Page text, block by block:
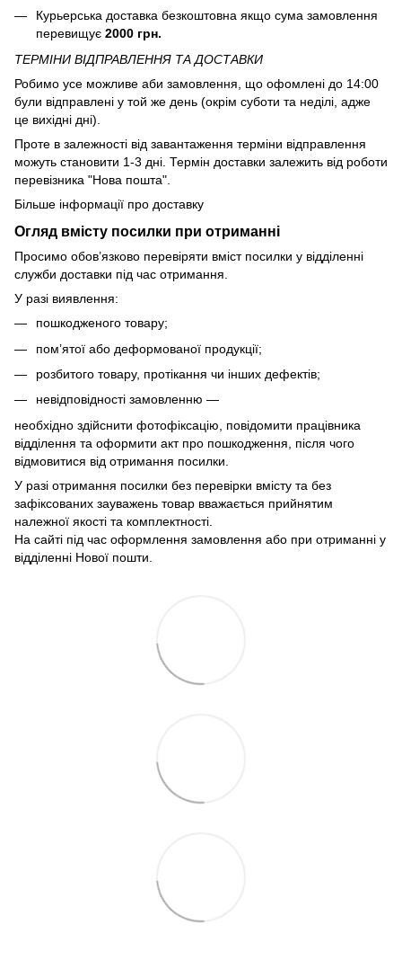
Курьерська доставка безкоштовна якщо сума замовлення
перевищує 2000 грн.
ТЕРМІНИ ВІДПРАВЛЕННЯ ТА ДОСТАВКИ
Робимо усе можливе аби замовлення, що офомлені до 14:00
були відправлені у той же день (окрім суботи та неділі, адже
це вихідні дні).
Проте в залежності від завантаження терміни відправлення
можуть становити 1-3 дні. Термін доставки залежить від роботи
перевізника "Нова пошта".
Більше інформації про доставку
Огляд вмісту посилки при отриманні
Просимо обов’язково перевіряти вміст посилки у відділенні
служби доставки під час отримання.
У разі виявлення:
пошкодженого товару;
пом’ятої або деформованої продукції;
розбитого товару, протікання чи інших дефектів;
невідповідності замовленню —
необхідно здійснити фотофіксацію, повідомити працівника
відділення та оформити акт про пошкодження, після чого
відмовитися від отримання посилки.
У разі отримання посилки без перевірки вмісту та без
зафіксованих зауважень товар вважається прийнятим
належної якості та комплектності.
На сайті під час оформлення замовлення або при отриманні у
відділенні Нової пошти.